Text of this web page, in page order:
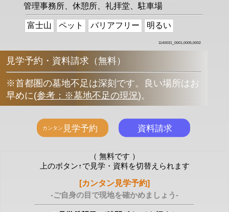
管理事務所、休憩所、礼拝堂、駐車場
富士山 ペット バリアフリー 明るい
1140031_0001,0005,0002
見学予約・資料請求（無料）
※首都圏の墓地不足は深刻です。良い場所はお
早めに(参考：※墓地不足の現況)。
（ 無料です ）
上のボタン↑で見学・資料を切替えられます
[カンタン見学予約]
-ご自身の目で現地を確かめましょう-